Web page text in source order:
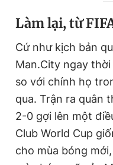
e
n
t
T
i
m
e
t
o
n
Làm lại, từ
Cứ như kịch bản
Man.City ngay
so với chính họ
qua. Trận ra quân
2-0 gợi lên một
Club World Cup
cho mùa bóng